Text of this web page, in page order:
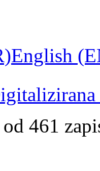
English
461